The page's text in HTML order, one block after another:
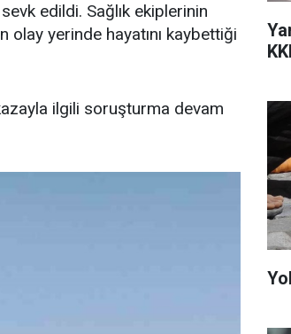
edildi. Sağlık ekiplerinin
yerinde hayatını kaybettiği
ilgili soruşturma devam